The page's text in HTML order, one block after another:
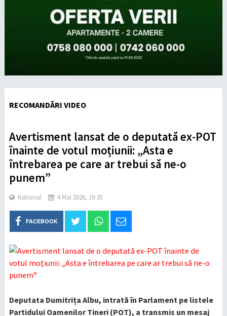
RECOMANDĂRI VIDEO
Avertisment lansat de o deputată ex-POT
înainte de votul moțiunii: „Asta e
întrebarea pe care ar trebui să ne-o
punem”
National 4 Mai 2026, 16:35
FACEBOOK
Deputata Dumitrița Albu, intrată în Parlament pe listele
Partidului Oamenilor Tineri (POT), a transmis un mesaj